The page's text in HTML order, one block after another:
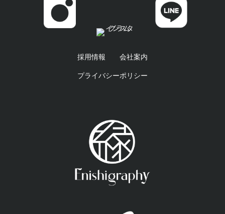
採用情報 会社案内
プライバシーポリシー